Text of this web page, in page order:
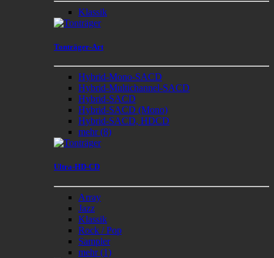
Klassik
Tonträger-Art
Hybrid-Mono-SACD
Hybrid-Multichannel-SACD
Hybrid-SACD
Hybrid-SACD (Mono)
Hybrid-SACD, HDCD
mehr(8)
Ultra-HD-CD
Array
Jazz
Klassik
Rock / Pop
Sampler
mehr(1)